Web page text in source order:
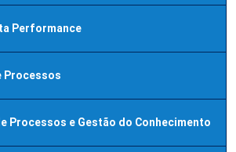
Performance
Processos
Processos e Gestão do Conhecimento